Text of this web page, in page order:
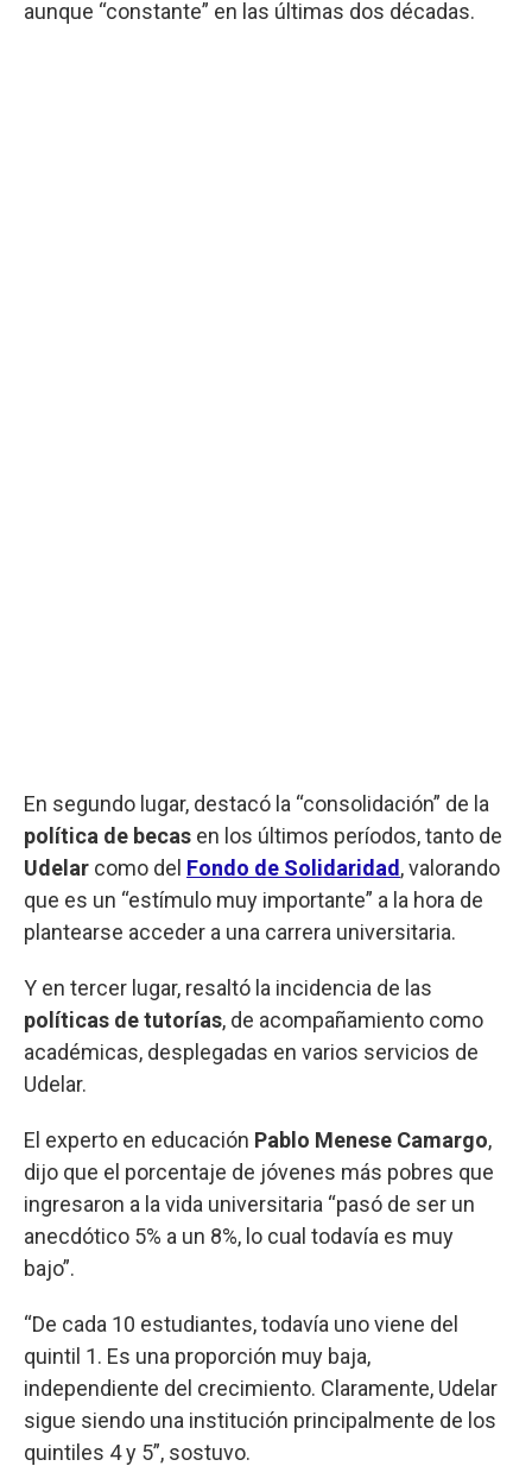
aunque “constante” en las últimas dos décadas.
En segundo lugar, destacó la “consolidación” de la
política de becas en los últimos períodos, tanto de
Udelar como del Fondo de Solidaridad, valorando
que es un “estímulo muy importante” a la hora de
plantearse acceder a una carrera universitaria.
Y en tercer lugar, resaltó la incidencia de las
políticas de tutorías, de acompañamiento como
académicas, desplegadas en varios servicios de
Udelar.
El experto en educación Pablo Menese Camargo,
dijo que el porcentaje de jóvenes más pobres que
ingresaron a la vida universitaria “pasó de ser un
anecdótico 5% a un 8%, lo cual todavía es muy
bajo”.
“De cada 10 estudiantes, todavía uno viene del
quintil 1. Es una proporción muy baja,
independiente del crecimiento. Claramente, Udelar
sigue siendo una institución principalmente de los
quintiles 4 y 5”, sostuvo.